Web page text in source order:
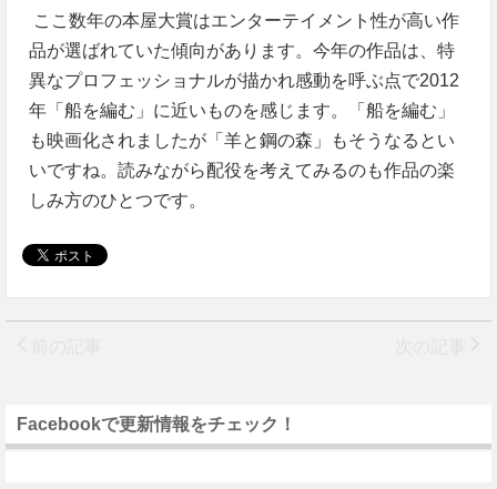
ここ数年の本屋大賞はエンターテイメント性が高い作
品が選ばれていた傾向があります。今年の作品は、特
異なプロフェッショナルが描かれ感動を呼ぶ点で2012
年「船を編む」に近いものを感じます。「船を編む」
も映画化されましたが「羊と鋼の森」もそうなるとい
いですね。読みながら配役を考えてみるのも作品の楽
しみ方のひとつです。
Facebookで更新情報をチェック！